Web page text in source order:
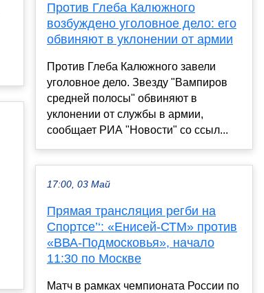
Против Глеба Калюжного
возбуждено уголовное дело: его
обвиняют в уклонении от армии
Против Глеба Калюжного завели
уголовное дело. Звезду "Вампиров
средней полосы" обвиняют в
уклонении от службы в армии,
сообщает РИА "Новости" со ссыл...
17:00, 03 Май
Прямая трансляция регби на
Спортсе’‘: «Енисей-СТМ» против
«ВВА-Подмосковья», начало
11:30 по Москве
Матч в рамках чемпионата России по